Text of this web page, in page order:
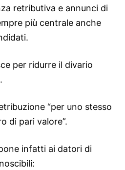
retributiva e annunci di
più centrale anche
per ridurre il divario
“per uno stesso
di pari valore”.
infatti ai datori di